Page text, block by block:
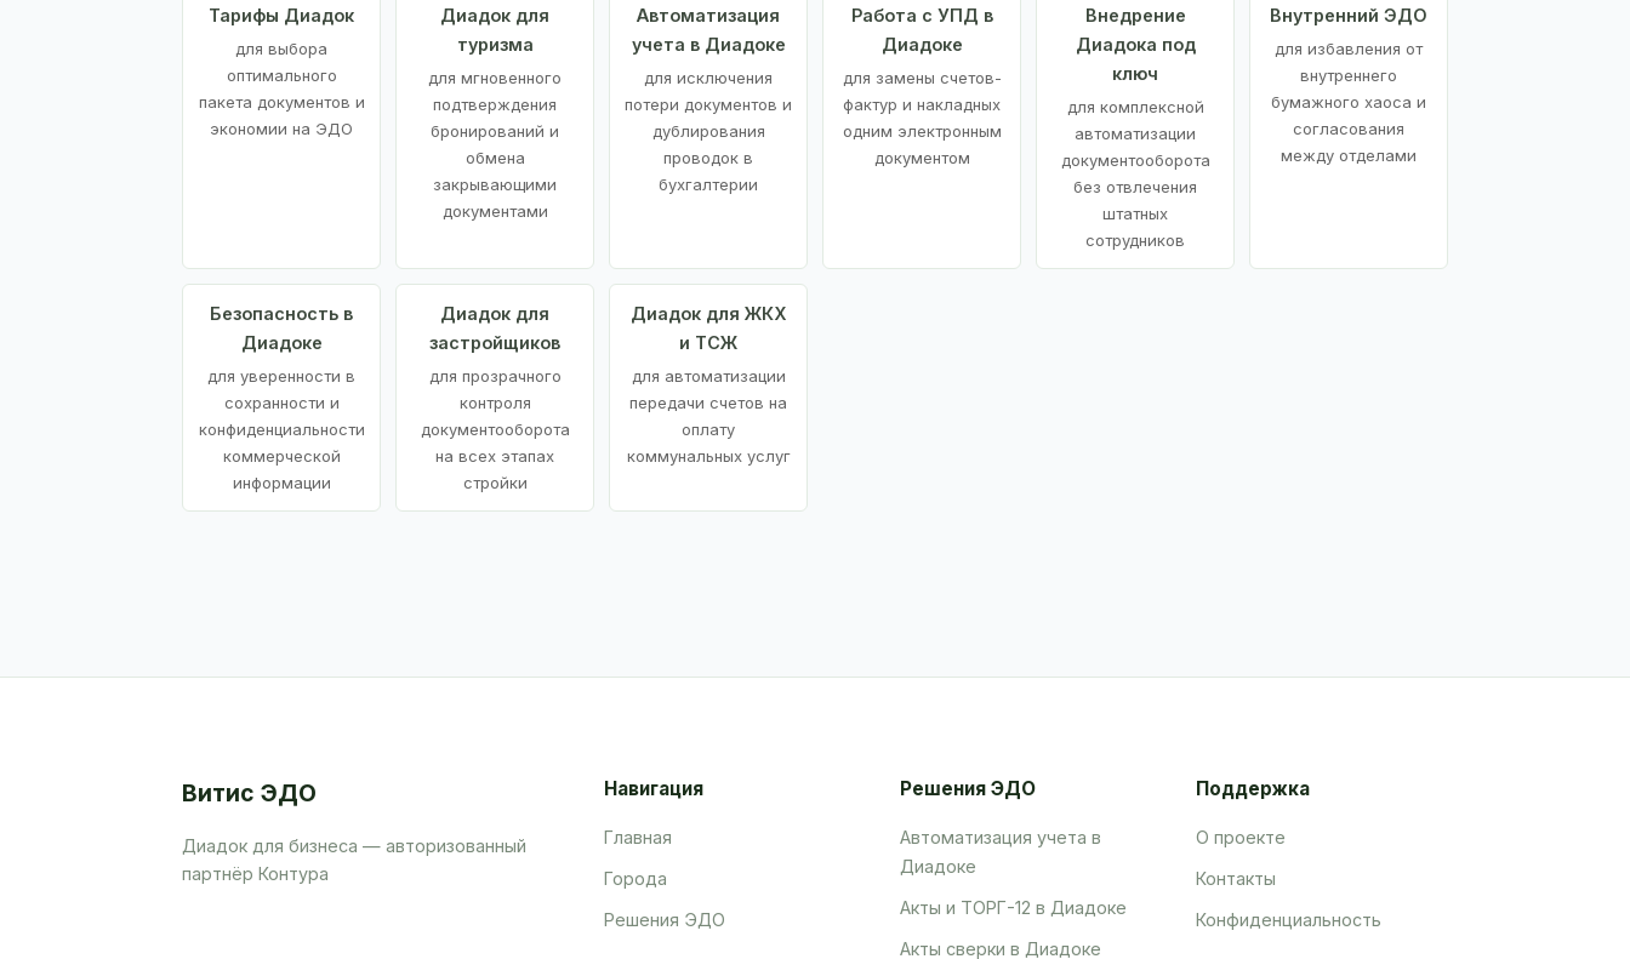
Тарифы Диадок
для выбора
оптимального
пакета документов и
экономии на ЭДО
Диадок для
туризма
для мгновенного
подтверждения
бронирований и
обмена
закрывающими
документами
Автоматизация
учета в Диадоке
для исключения
потери документов и
дублирования
проводок в
бухгалтерии
Работа с УПД в
Диадоке
для замены счетов-
фактур и накладных
одним электронным
документом
Внедрение
Диадока под
ключ
для комплексной
автоматизации
документооборота
без отвлечения
штатных
сотрудников
Внутренний ЭДО
для избавления от
внутреннего
бумажного хаоса и
согласования
между отделами
Безопасность в
Диадоке
для уверенности в
сохранности и
конфиденциальности
коммерческой
информации
Диадок для
застройщиков
для прозрачного
контроля
документооборота
на всех этапах
стройки
Диадок для ЖКХ
и ТСЖ
для автоматизации
передачи счетов на
оплату
коммунальных услуг
Витис ЭДО
Диадок для бизнеса — авторизованный
партнёр Контура
Навигация
Главная
Города
Решения ЭДО
Решения ЭДО
Автоматизация учета в
Диадоке
Акты и ТОРГ-12 в Диадоке
Акты сверки в Диадоке
Поддержка
О проекте
Контакты
Конфиденциальность